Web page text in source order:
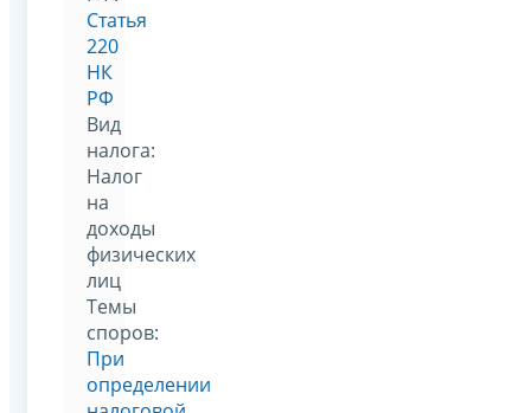
Статья
220
НК
РФ
Вид
налога:
Налог
на
доходы
физических
лиц
Темы
споров:
При
определении